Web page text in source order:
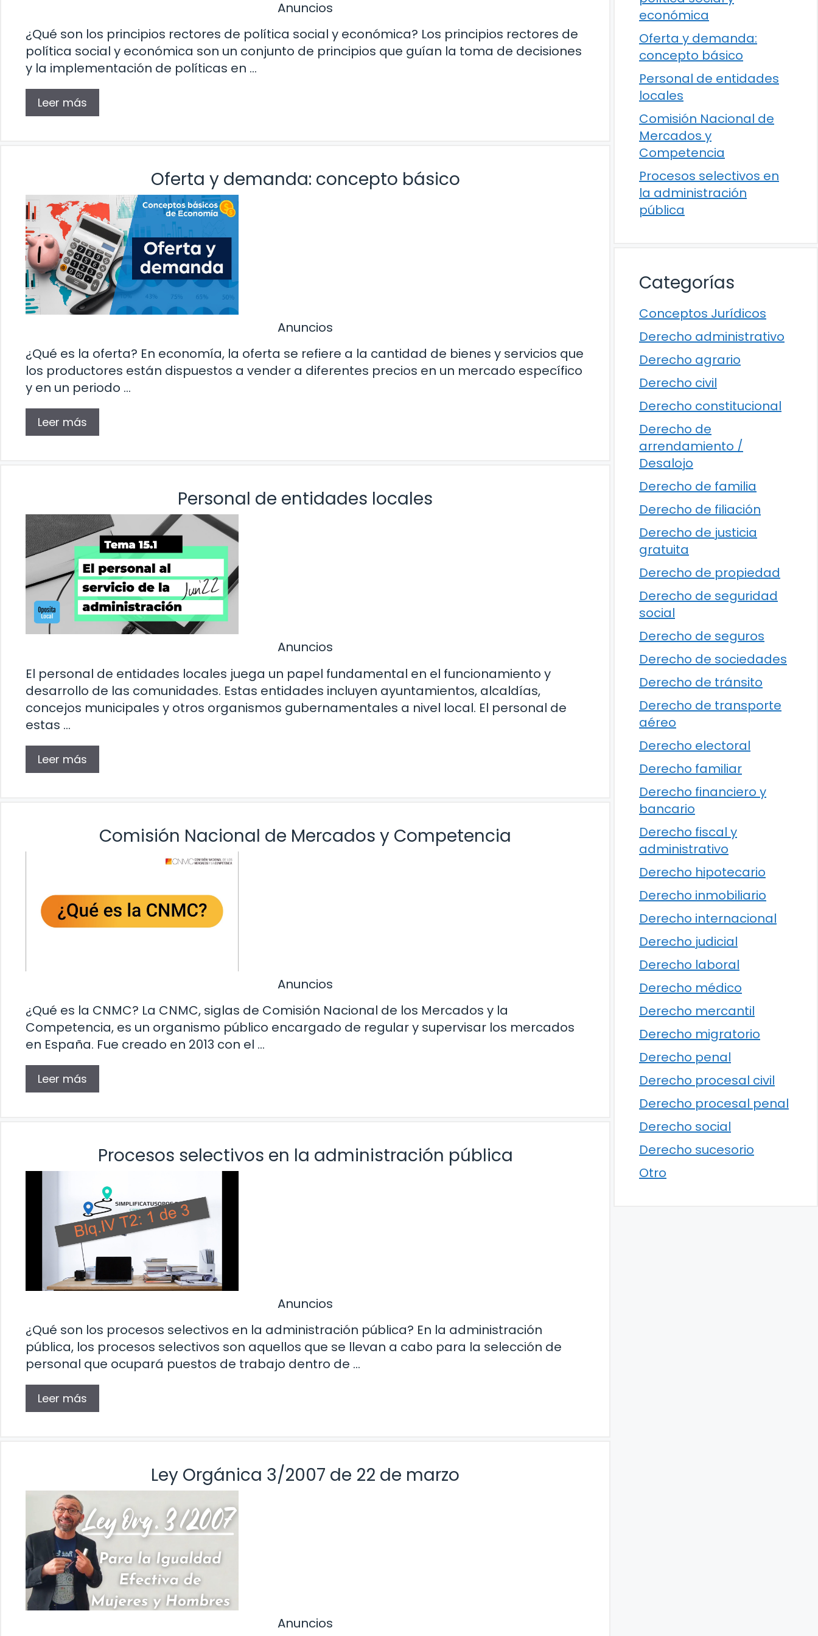
Anuncios
¿Qué son los principios rectores de política social y económica? Los principios rectores de
política social y económica son un conjunto de principios que guían la toma de decisiones
y la implementación de políticas en …
Leer más
Oferta y demanda: concepto básico
Anuncios
¿Qué es la oferta? En economía, la oferta se refiere a la cantidad de bienes y servicios que
los productores están dispuestos a vender a diferentes precios en un mercado específico
y en un periodo …
Leer más
Personal de entidades locales
Anuncios
El personal de entidades locales juega un papel fundamental en el funcionamiento y
desarrollo de las comunidades. Estas entidades incluyen ayuntamientos, alcaldías,
concejos municipales y otros organismos gubernamentales a nivel local. El personal de
estas …
Leer más
Comisión Nacional de Mercados y Competencia
Anuncios
¿Qué es la CNMC? La CNMC, siglas de Comisión Nacional de los Mercados y la
Competencia, es un organismo público encargado de regular y supervisar los mercados
en España. Fue creado en 2013 con el …
Leer más
Procesos selectivos en la administración pública
Anuncios
¿Qué son los procesos selectivos en la administración pública? En la administración
pública, los procesos selectivos son aquellos que se llevan a cabo para la selección de
personal que ocupará puestos de trabajo dentro de …
Leer más
Ley Orgánica 3/2007 de 22 de marzo
Anuncios
económica
Oferta y demanda:
concepto básico
Personal de entidades
locales
Comisión Nacional de
Mercados y
Competencia
Procesos selectivos en
la administración
pública
Categorías
Conceptos Jurídicos
Derecho administrativo
Derecho agrario
Derecho civil
Derecho constitucional
Derecho de
arrendamiento /
Desalojo
Derecho de familia
Derecho de filiación
Derecho de justicia
gratuita
Derecho de propiedad
Derecho de seguridad
social
Derecho de seguros
Derecho de sociedades
Derecho de tránsito
Derecho de transporte
aéreo
Derecho electoral
Derecho familiar
Derecho financiero y
bancario
Derecho fiscal y
administrativo
Derecho hipotecario
Derecho inmobiliario
Derecho internacional
Derecho judicial
Derecho laboral
Derecho médico
Derecho mercantil
Derecho migratorio
Derecho penal
Derecho procesal civil
Derecho procesal penal
Derecho social
Derecho sucesorio
Otro